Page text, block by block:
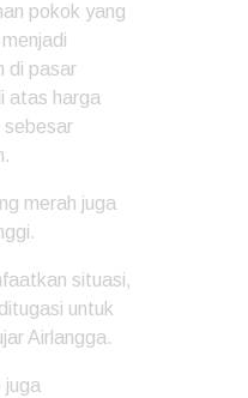
pokok yang
di pasar
atas harga
sebesar
merah juga
situasi,
untuk
Airlangga.
juga